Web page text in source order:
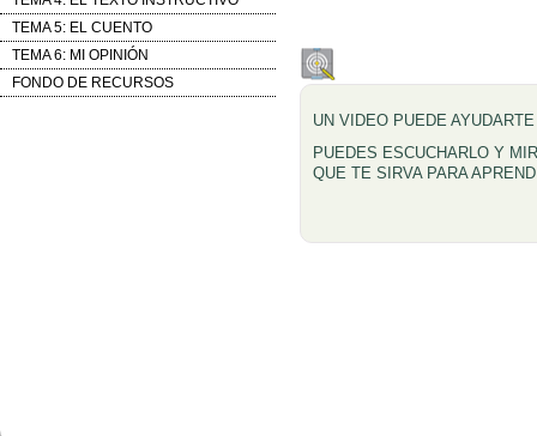
TEMA 5: EL CUENTO
TEMA 6: MI OPINIÓN
FONDO DE RECURSOS
UN VIDEO PUEDE
PUEDES ESCUCHARLO Y
QUE TE SIRVA PARA